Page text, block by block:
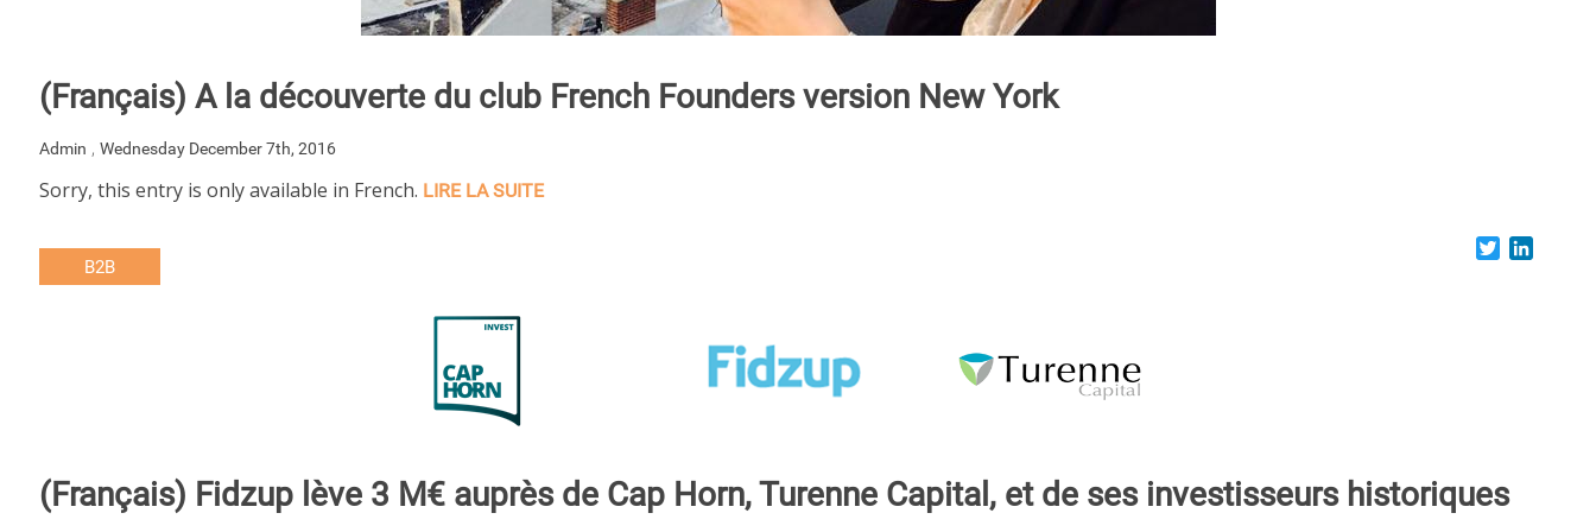
(Français) A la découverte du club French Founders version New York
Admin , Wednesday December 7th, 2016
Sorry, this entry is only available in French. LIRE LA SUITE
B2B
Twitter
(Français) Fidzup lève 3 M€ auprès de Cap Horn, Turenne Capital, et de ses investisseurs historiques